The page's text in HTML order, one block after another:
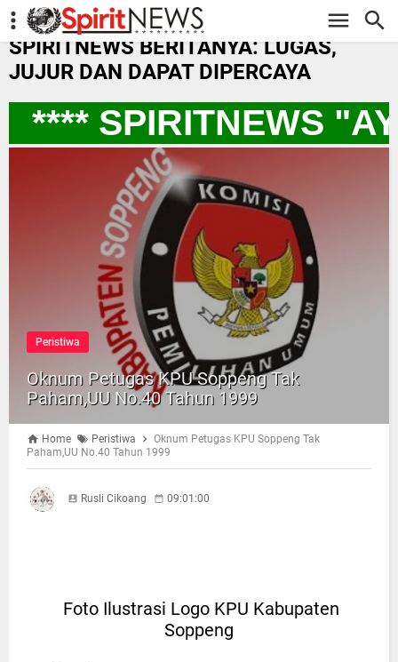
-->
SPIRITNEWS BERITANYA: LUGAS,
JUJUR DAN DAPAT DIPERCAYA
SPIRITNEWS
Peristiwa
Oknum Petugas KPU Soppeng Tak
Paham,UU No.40 Tahun 1999
Home Peristiwa
Oknum Petugas KPU Soppeng Tak
Paham,UU No.40 Tahun 1999
Rusli Cikoang 09:01:00
Foto Ilustrasi Logo KPU Kabupaten
Soppeng